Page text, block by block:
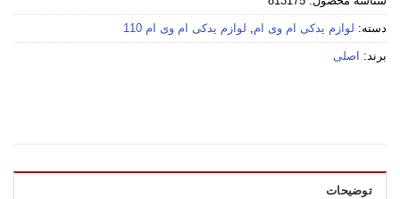
دسته: لوازم یدکی ام وی ام, لوازم یدکی ام وی ام 110
برند: اصلی
توضیحات